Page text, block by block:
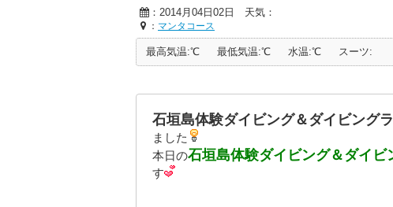
：2014月04日02日 天気：
： マンタコース
最高気温:℃ 最低気温:℃ 水温:℃ スーツ:
石垣島体験ダイビング＆ダイビング
ました
本日の石垣島体験ダイビング＆ダイ
す